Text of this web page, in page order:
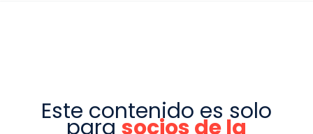
Este contenido es solo
parasocios de la